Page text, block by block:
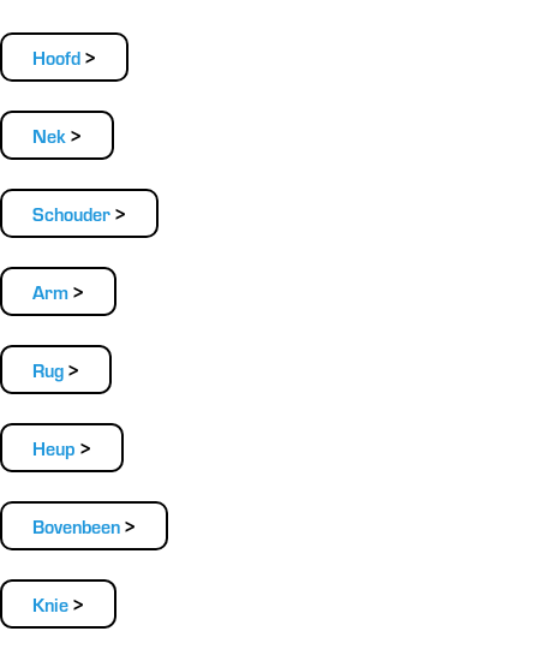
Hoofd
Nek
Schouder
Arm
Rug
Heup
Bovenbeen
Knie